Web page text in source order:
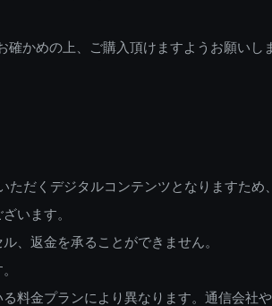
かめの上、ご購入頂けますようお願いし
だくデジタルコンテンツとなりますため
います。
、返金を承ることができません。
料金プランにより異なります。通信会社